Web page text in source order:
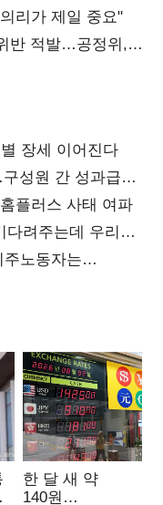
리가 제일 중요"
반 적발…공정위,
장세 이어진다
성원 간 성과급
플러스 사태 여파
려주는데 우리는
스닥 구하기
노동자는
한 달 새 약
140원